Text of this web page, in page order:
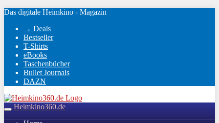
Skip
main
content
Das digitale Heimkino - Magazin
→ Deals
Bestseller
T-Shirts
eBooks
Taschenbücher
Bullet Journals
DAZN
Toggle
navigation
Heimkino360.de